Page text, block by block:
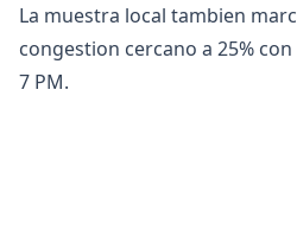
La muestra local tambien
congestion cercano a 25%
7 PM.